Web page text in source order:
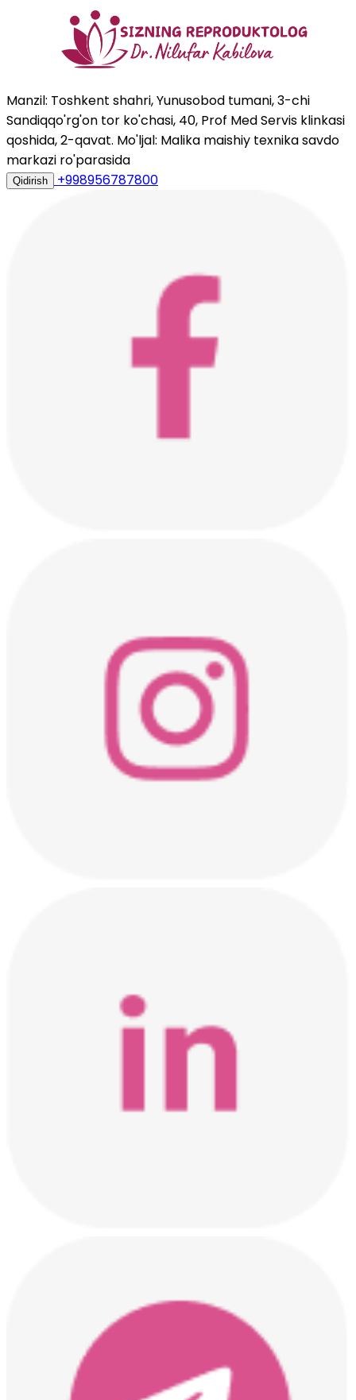
Manzil: Toshkent shahri, Yunusobod tumani, 3-chi
Sandiqqo'rg'on tor ko'chasi, 40, Prof Med Servis klinkasi
qoshida, 2-qavat. Mo'ljal: Malika maishiy texnika savdo
markazi ro'parasida
Qidirish +998956787800